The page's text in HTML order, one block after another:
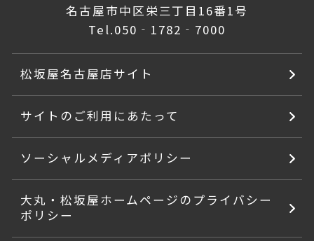
名古屋市中区栄三丁目16番1号
Tel.050‐1782‐7000
松坂屋名古屋店サイト
サイトのご利用にあたって
ソーシャルメディアポリシー
大丸・松坂屋ホームページのプライバシー
ポリシー